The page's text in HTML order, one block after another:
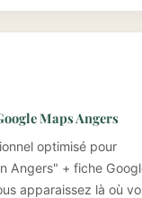
Maps Angers
optimisé pour
Angers" + fiche
apparaissez là où